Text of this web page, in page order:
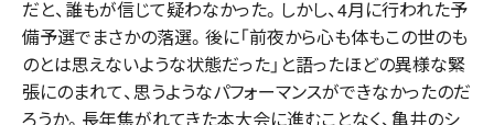
だと、誰もが信じて疑わなかった。しかし、4月に行われた予
備予選でまさかの落選。後に「前夜から心も体もこの世のも
のとは思えないような状態だった」と語ったほどの異様な緊
張にのまれて、思うようなパフォーマンスができなかったのだ
ろうか。長年焦がれてきた本大会に進むことなく、亀井のシ